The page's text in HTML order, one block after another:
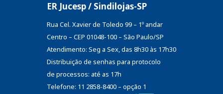
ER Jucesp / Sindilojas-SP
Rua Cel. Xavier de Toledo 99 – 1º andar
Centro – CEP 01048-100 – São Paulo/SP
Atendimento: Seg a Sex, das 8h30 às 17h30
Distribuição de senhas para protocolo
de processos: até as 17h
Telefone: 11 2858-8400 – opção 1